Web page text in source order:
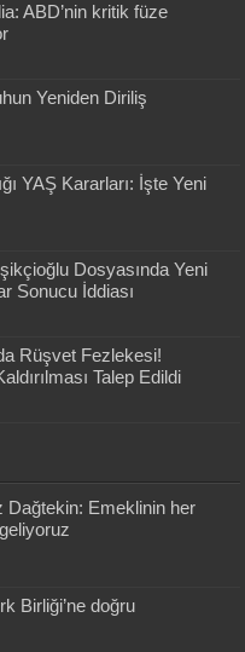
ABD’nin kritik füze
Yeniden Diriliş
YAŞ Kararları: İşte Yeni
Dosyasında Yeni
Sonucu İddiası
Rüşvet Fezlekesi!
Talep Edildi
Dağtekin: Emeklinin her
Birliği’ne doğru